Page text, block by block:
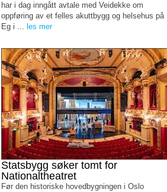
har i dag inngått avtale med Veidekke om
oppføring av et felles akuttbygg og helsehus på
Eg i ... les mer
Statsbygg søker tomt for
Nationaltheatret
Før den historiske hovedbygningen i Oslo